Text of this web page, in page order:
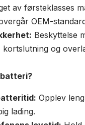
av førsteklasses
OEM-
Beskyttelse
og
Opplev
lading.